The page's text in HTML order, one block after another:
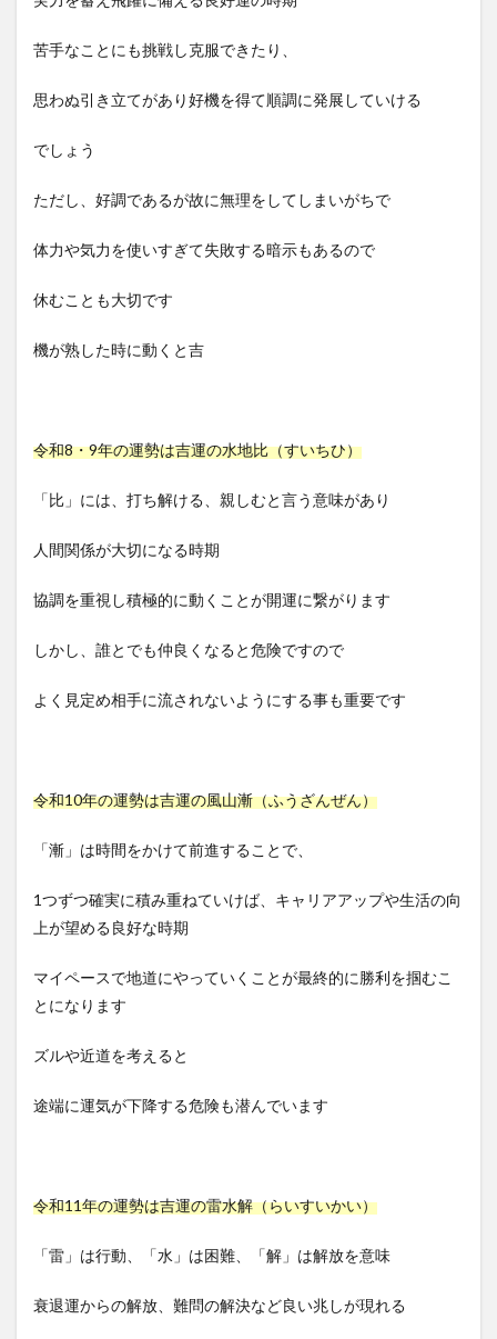
苦手なことにも挑戦し克服できたり、
思わぬ引き立てがあり好機を得て順調に発展していける
でしょう
ただし、好調であるが故に無理をしてしまいがちで
体力や気力を使いすぎて失敗する暗示もあるので
休むことも大切です
機が熟した時に動くと吉
令和8・9年の運勢は吉運の水地比（すいちひ）
「比」には、打ち解ける、親しむと言う意味があり
人間関係が大切になる時期
協調を重視し積極的に動くことが開運に繋がります
しかし、誰とでも仲良くなると危険ですので
よく見定め相手に流されないようにする事も重要です
令和10年の運勢は吉運の風山漸（ふうざんぜん）
「漸」は時間をかけて前進することで、
1つずつ確実に積み重ねていけば、キャリアアップや生活の向
上が望める良好な時期
マイペースで地道にやっていくことが最終的に勝利を掴むこ
とになります
ズルや近道を考えると
途端に運気が下降する危険も潜んでいます
令和11年の運勢は吉運の雷水解（らいすいかい）
「雷」は行動、「水」は困難、「解」は解放を意味
衰退運からの解放、難問の解決など良い兆しが現れる